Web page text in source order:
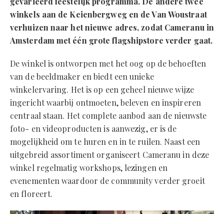
winkels aan de Keienbergweg en de Van Woustraat
verhuizen naar het nieuwe adres, zodat Cameranu in
Amsterdam met één grote flagshipstore verder gaat.
De winkel is ontworpen met het oog op de behoeften
van de beeldmaker en biedt een unieke
winkelervaring. Het is op een geheel nieuwe wijze
ingericht waarbij ontmoeten, beleven en inspireren
centraal staan. Het complete aanbod aan de nieuwste
foto- en videoproducten is aanwezig, er is de
mogelijkheid om te huren en in te ruilen. Naast een
uitgebreid assortiment organiseert Cameranu in deze
winkel regelmatig workshops, lezingen en
evenementen waardoor de community verder groeit
en floreert.